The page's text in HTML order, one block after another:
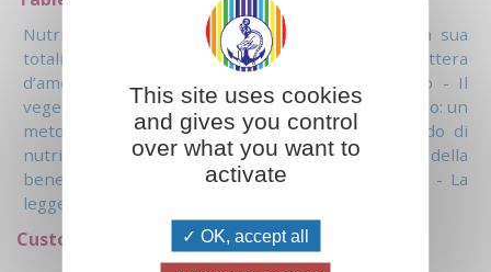
Nutrirsi una funzione che riguarda l’essere nella sua
totalità – Hrani yoga – Il nutrimento: una lettera
d’amore dal Creatore - La scelta del nutrimento - Il
vegetarismo – La morale della nutrizione - Il digiuno: un
metodo di purificazione / digiunare un altro modo di
nutrirsi - Sulla comunione - Il significato della
benedizione - Il lavoro dello spirito sulla materia - La
legge degli scambi
Customers who bought this item also bought:
This site uses cookies
and gives you control
over what you want to
activate
OK, accept all